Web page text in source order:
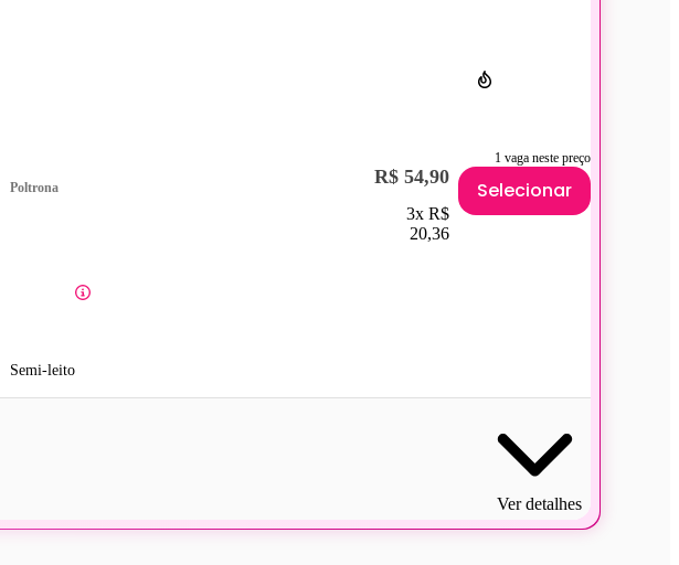
1 vaga neste preço
Poltrona
Semi-leito
R$ 54,90
3x R$
20,36
Selecionar
Ver detalhes